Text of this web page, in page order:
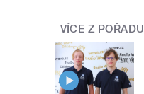
VÍCE Z POŘADU